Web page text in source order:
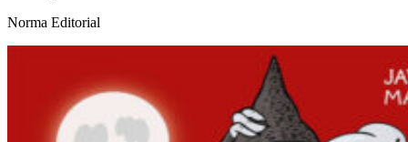
Norma Editorial